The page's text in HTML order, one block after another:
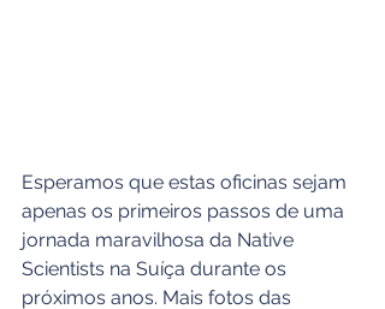
Esperamos que estas oficinas sejam
apenas os primeiros passos de uma
jornada maravilhosa da Native
Scientists na Suíça durante os
próximos anos. Mais fotos das